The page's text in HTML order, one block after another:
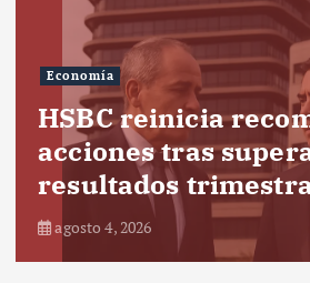
Economía
HSBC reinicia
acciones tras
resultados
agosto 4, 2026